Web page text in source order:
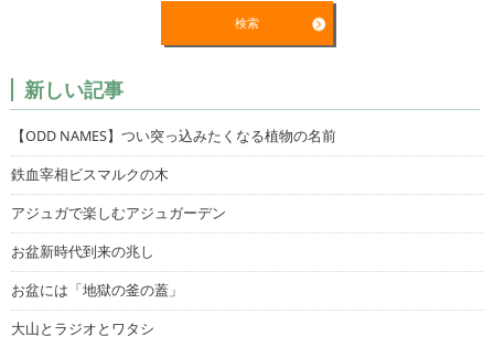
新しい記事
【ODD NAMES】つい突っ込みたくなる植物の名前
鉄血宰相ビスマルクの木
アジュガで楽しむアジュガーデン
お盆新時代到来の兆し
お盆には「地獄の釜の蓋」
大山とラジオとワタシ